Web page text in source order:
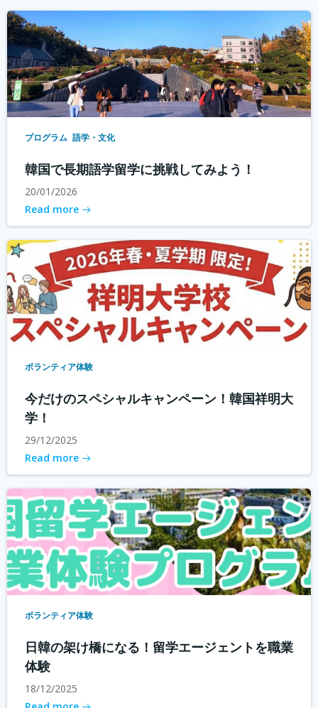
プログラム 語学・文化
韓国で長期語学留学に挑戦してみよう！
20/01/2026
Read more
ボランティア体験
今だけのスペシャルキャンペーン！韓国祥明大
学！
29/12/2025
Read more
ボランティア体験
日韓の架け橋になる！留学エージェントを職業
体験
18/12/2025